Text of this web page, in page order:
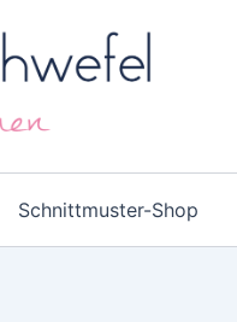
Schnittmuster-Shop